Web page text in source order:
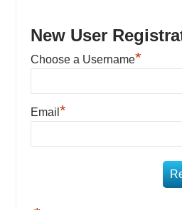
New User
Choose a Username*
Email*